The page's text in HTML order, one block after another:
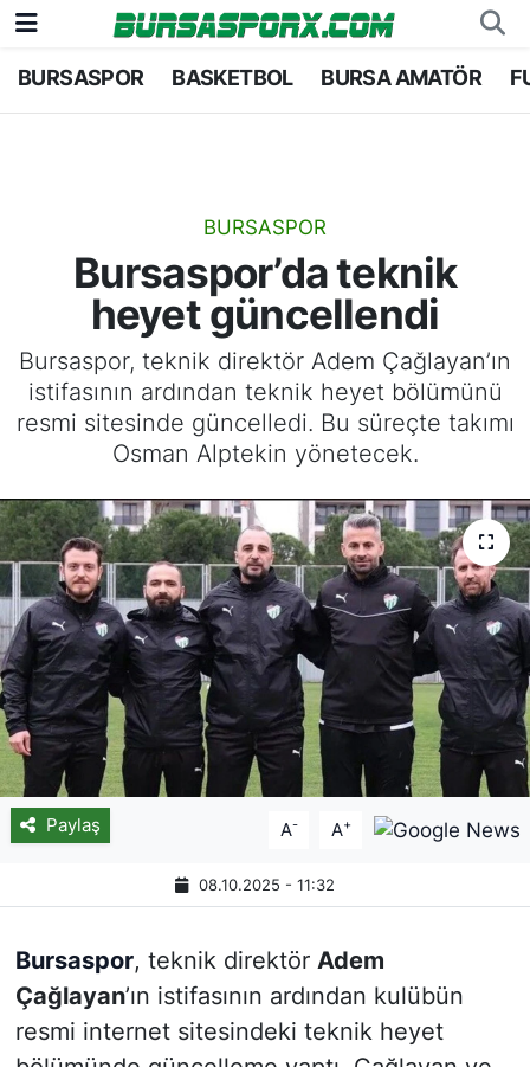
BURSASPOR BASKETBOL BURSA AMATÖR
BURSASPOR
Bursaspor’da teknik
heyet güncellendi
Bursaspor, teknik direktör Adem Çağlayan’ın
istifasının ardından teknik heyet bölümünü
resmi sitesinde güncelledi. Bu süreçte takımı
Osman Alptekin yönetecek.
Paylaş A- A+
08.10.2025 - 11:32
Bursaspor, teknik direktör Adem
Çağlayan’ın istifasının ardından kulübün
resmi internet sitesindeki teknik heyet
Bursaspor
Bursa Amatör
Hentbol
Voleybol
Genel
Bursa Nöbetçi Eczaneler
Bursa Trafik Yoğunluk Haritası
TFF 2.Lig Kırmızı Grup Puan Durumu ve Fikstür
Tüm Manşetler
Son Dakika Haberleri
Haber Arşivi